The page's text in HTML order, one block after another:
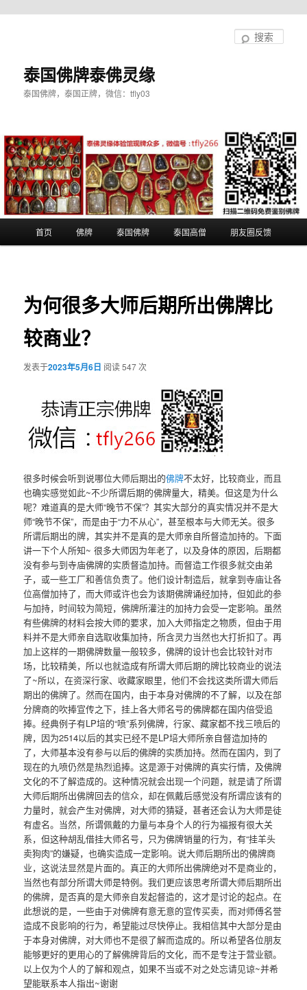
泰国佛牌泰佛灵缘
泰国佛牌，泰国正牌，微信：tfly03
首页 佛牌 泰国佛牌 泰国高僧 朋友圈反馈
为何很多大师后期所出佛牌比
较商业？
发表于2023年5月6日 阅读 547 次
很多时候会听到说哪位大师后期出的佛牌不太好，比较商业，而且
也确实感觉如此~不少所谓后期的佛牌量大，精美。但这是为什么
呢？难道真的是大师“晚节不保”？其实大部分的真实情况并不是大
师“晚节不保”，而是由于“力不从心”，甚至根本与大师无关。很多
所谓后期出的牌，其实并不是真的是大师亲自所督造加持的。下面
讲一下个人所知~ 很多大师因为年老了，以及身体的原因，后期都
没有参与到寺庙佛牌的实质督造加持。而督造工作很多就交由弟
子，或一些工厂和善信负责了。他们设计制造后，就拿到寺庙让各
位高僧加持了，而大师或许也会为该期佛牌诵经加持，但如此的参
与加持，时间较为简短，佛牌所灌注的加持力会受一定影响。虽然
有些佛牌的材料会按大师的要求，加入大师指定之物质，但由于用
料并不是大师亲自选取收集加持，所含灵力当然也大打折扣了。再
加上这样的一期佛牌数量一般较多，佛牌的设计也会比较针对市
场，比较精美，所以也就造成有所谓大师后期的牌比较商业的说法
了~所以，在资深行家、收藏家眼里，他们不会找这类所谓大师后
期出的佛牌了。然而在国内，由于本身对佛牌的不了解，以及在部
分牌商的吹捧宣传之下，挂上各大师名号的佛牌都在国内倍受追
捧。经典例子有LP培的“喷”系列佛牌，行家、藏家都不找三喷后的
牌，因为2514以后的其实已经不是LP培大师所亲自督造加持的
了，大师基本没有参与以后的佛牌的实质加持。然而在国内，到了
现在的九喷仍然是热烈追捧。这是源于对佛牌的真实行情，及佛牌
文化的不了解造成的。这种情况就会出现一个问题，就是请了所谓
大师后期所出佛牌回去的信众，却在佩戴后感觉没有所谓应该有的
力量时，就会产生对佛牌，对大师的猜疑，甚者还会认为大师是徒
有虚名。当然，所谓佩戴的力量与本身个人的行为福报有很大关
系，但这种胡乱借挂大师名号，只为佛牌销量的行为，有“挂羊头
卖狗肉”的嫌疑，也确实造成一定影响。说大师后期所出的佛牌商
业，这说法显然是片面的。真正的大师所出佛牌绝对不是商业的，
当然也有部分所谓大师是特例。我们更应该思考所谓大师后期所出
的佛牌，是否真的是大师亲自发起督造的，这才是讨论的起点。在
此想说的是，一些由于对佛牌有意无意的宣传买卖，而对师傅名誉
造成不良影响的行为，希望能过尽快停止。我相信其中大部分是由
于本身对佛牌，对大师也不是很了解而造成的。所以希望各位朋友
能够更好的更用心的了解佛牌背后的文化，而不是专注于营业额。
以上仅为个人的了解和观点，如果不当或不对之处忘请见谅~并希
望能联系本人指出~谢谢